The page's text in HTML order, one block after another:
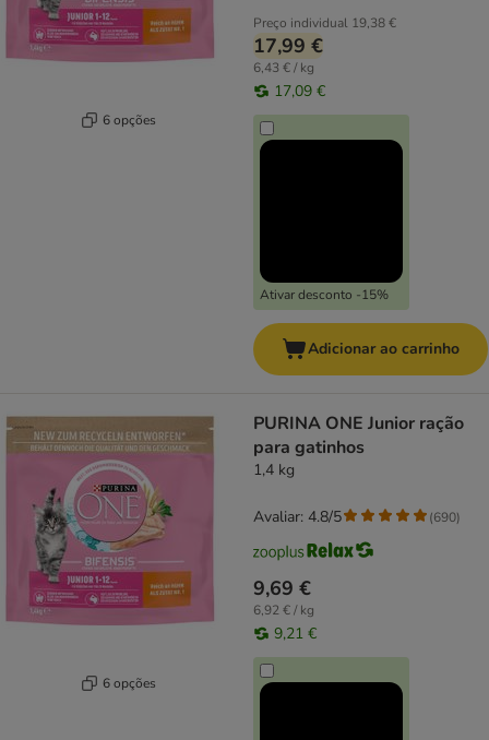
6 opções
Preço individual 19,38 €
17,99 €
6,43 € / kg
17,09 €
Ativar desconto -15%
Adicionar ao carrinho
6 opções
PURINA ONE Junior ração
para gatinhos
1,4 kg
9,69 €
6,92 € / kg
9,21 €
Avaliar: 4.8/5 (690)